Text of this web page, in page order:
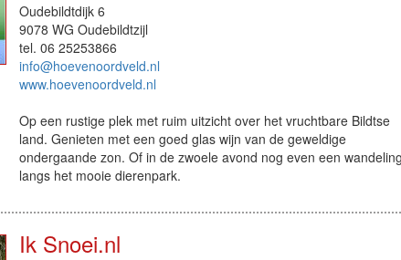
Oudebildtdijk 6
9078 WG Oudebildtzijl
tel. 06 25253866
info@hoevenoordveld.nl
www.hoevenoordveld.nl
Op een rustige plek met ruim uitzicht over het vruchtbare Bildtse
land. Genieten met een goed glas wijn van de geweldige
ondergaande zon. Of in de zwoele avond nog even een
langs het mooie dierenpark.
Ik Snoei.nl